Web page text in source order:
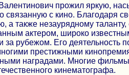
прожил яркую,
связанную с кино. Благодаря
а также незаурядному
актером, широко
за рубежом. Его деятельность
престижными
наградами. Многие
кинематографа.